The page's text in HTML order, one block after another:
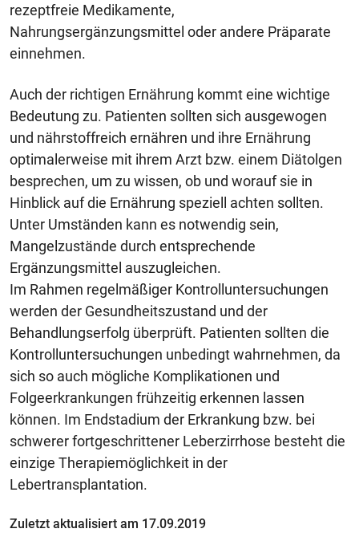
rezeptfreie Medikamente,
Nahrungsergänzungsmittel oder andere Präparate
einnehmen.
Auch der richtigen Ernährung kommt eine wichtige
Bedeutung zu. Patienten sollten sich ausgewogen
und nährstoffreich ernähren und ihre Ernährung
optimalerweise mit ihrem Arzt bzw. einem Diätolgen
besprechen, um zu wissen, ob und worauf sie in
Hinblick auf die Ernährung speziell achten sollten.
Unter Umständen kann es notwendig sein,
Mangelzustände durch entsprechende
Ergänzungsmittel auszugleichen.
Im Rahmen regelmäßiger Kontrolluntersuchungen
werden der Gesundheitszustand und der
Behandlungserfolg überprüft. Patienten sollten die
Kontrolluntersuchungen unbedingt wahrnehmen, da
sich so auch mögliche Komplikationen und
Folgeerkrankungen frühzeitig erkennen lassen
können. Im Endstadium der Erkrankung bzw. bei
schwerer fortgeschrittener Leberzirrhose besteht die
einzige Therapiemöglichkeit in der
Lebertransplantation.
Zuletzt aktualisiert am 17.09.2019